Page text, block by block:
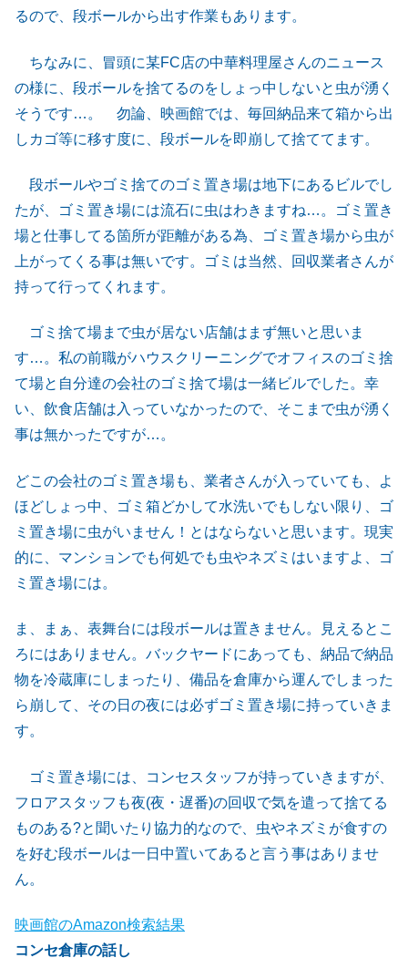
るので、段ボールから出す作業もあります。
ちなみに、冒頭に某FC店の中華料理屋さんのニュース
の様に、段ボールを捨てるのをしょっ中しないと虫が湧く
そうです…。 勿論、映画館では、毎回納品来て箱から出
しカゴ等に移す度に、段ボールを即崩して捨ててます。
段ボールやゴミ捨てのゴミ置き場は地下にあるビルでし
たが、ゴミ置き場には流石に虫はわきますね…。ゴミ置き
場と仕事してる箇所が距離がある為、ゴミ置き場から虫が
上がってくる事は無いです。ゴミは当然、回収業者さんが
持って行ってくれます。
ゴミ捨て場まで虫が居ない店舗はまず無いと思いま
す…。私の前職がハウスクリーニングでオフィスのゴミ捨
て場と自分達の会社のゴミ捨て場は一緒ビルでした。幸
い、飲食店舗は入っていなかったので、そこまで虫が湧く
事は無かったですが…。
どこの会社のゴミ置き場も、業者さんが入っていても、よ
ほどしょっ中、ゴミ箱どかして水洗いでもしない限り、ゴ
ミ置き場に虫がいません！とはならないと思います。現実
的に、マンションでも何処でも虫やネズミはいますよ、ゴ
ミ置き場には。
ま、まぁ、表舞台には段ボールは置きません。見えるとこ
ろにはありません。バックヤードにあっても、納品で納品
物を冷蔵庫にしまったり、備品を倉庫から運んでしまった
ら崩して、その日の夜には必ずゴミ置き場に持っていきま
す。
ゴミ置き場には、コンセスタッフが持っていきますが、
フロアスタッフも夜(夜・遅番)の回収で気を遣って捨てる
ものある?と聞いたり協力的なので、虫やネズミが食すの
を好む段ボールは一日中置いてあると言う事はありませ
ん。
映画館のAmazon検索結果
コンセ倉庫の話し